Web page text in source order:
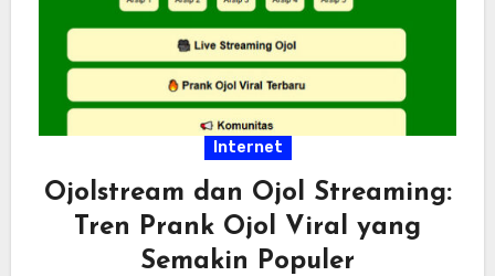
Internet
Ojolstream dan Ojol Streaming:
Tren Prank Ojol Viral yang
Semakin Populer